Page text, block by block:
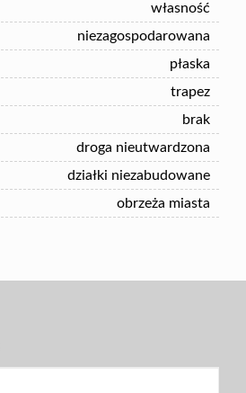
własność
niezagospodarowana
płaska
trapez
brak
droga nieutwardzona
działki niezabudowane
obrzeża miasta